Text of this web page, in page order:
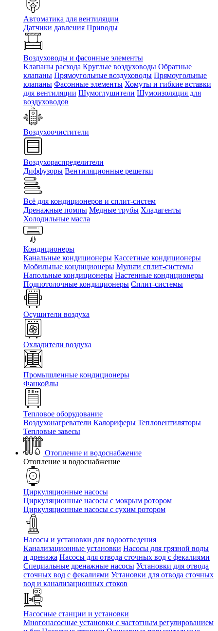
Автоматика для вентиляции
Датчики давления Приводы
Воздуховоды и фасонные элементы
Клапаны расхода Круглые воздуховоды Обратные
клапаны Прямоугольные воздуховоды Прямоугольные
клапаны Фасонные элементы Хомуты и гибкие вставки
для вентиляции Шумоглушители Шумоизоляция для
воздуховодов
Воздухоочистители
Воздухораспределители
Диффузоры Вентиляционные решетки
Всё для кондиционеров и сплит-систем
Дренажные помпы Медные трубы Хладагенты
Холодильные масла
Кондиционеры
Канальные кондиционеры Кассетные кондиционеры
Мобильные кондиционеры Мульти сплит-системы
Напольные кондиционеры Настенные кондиционеры
Подпотолочные кондиционеры Сплит-системы
Осушители воздуха
Охладители воздуха
Промышленные кондиционеры
Фанкойлы
Тепловое оборудование
Воздухонагреватели Калориферы Тепловентиляторы
Тепловые завесы
Отопление и водоснабжение
Отопление и водоснабжение
Циркуляционные насосы
Циркуляционные насосы с мокрым ротором
Циркуляционные насосы с сухим ротором
Насосы и установки для водоотведения
Канализационные установки Насосы для грязной воды
и дренажа Насосы для отвода сточных вод c фекалиями
Специальные дренажные насосы Установки для отвода
сточных вод c фекалиями Установки для отвода сточных
вод и канализационных стоков
Насосные станции и установки
Многонасосные установки с частотным регулированием